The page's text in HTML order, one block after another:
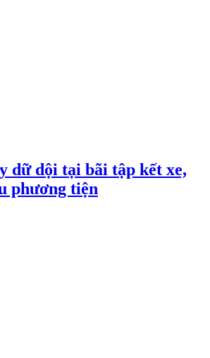
dữ dội tại bãi tập kết xe,
phương tiện